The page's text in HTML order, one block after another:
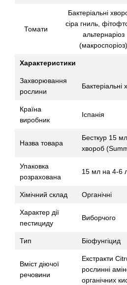
Томати
Бактеріальні
сіра гниль,
альтернаріоз
(макроспоріоз)
Характеристики
Захворювання
рослини
Країна
виробник
Іспанія
Назва товара
Бесткур 15
хвороб
Упаковка
розрахована
15 мл на 4-6
Хімічний склад Органічні
Характер дії
пестициду
Виборчого
Тип Біофунгіцид
Вміст діючої
речовини
Екстракти
рослинні
органічних